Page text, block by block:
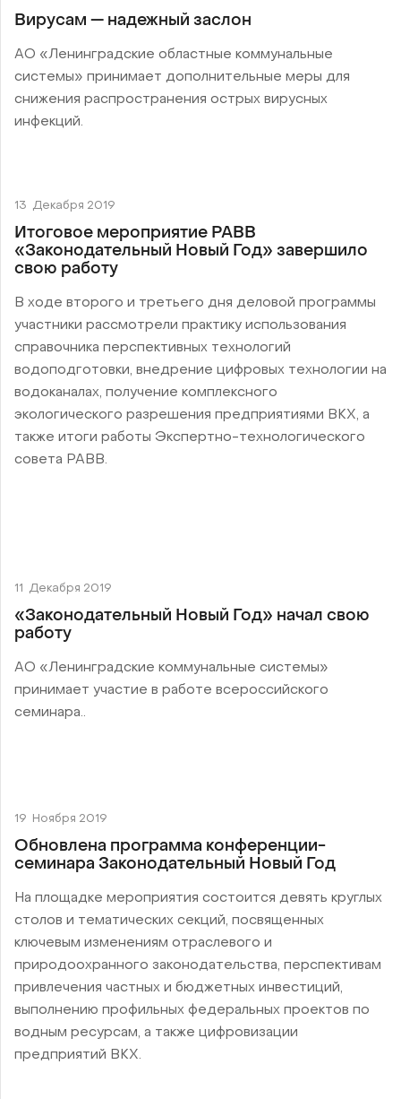
Вирусам — надежный заслон
АО «Ленинградские областные коммунальные
системы» принимает дополнительные меры для
снижения распространения острых вирусных
инфекций.
13 Декабря 2019
Итоговое мероприятие РАВВ
«Законодательный Новый Год» завершило
свою работу
В ходе второго и третьего дня деловой программы
участники рассмотрели практику использования
справочника перспективных технологий
водоподготовки, внедрение цифровых технологии на
водоканалах, получение комплексного
экологического разрешения предприятиями ВКХ, а
также итоги работы Экспертно-технологического
совета РАВВ.
11 Декабря 2019
«Законодательный Новый Год» начал свою
работу
АО «Ленинградские коммунальные системы»
принимает участие в работе всероссийского
семинара..
19 Ноября 2019
Обновлена программа конференции-
семинара Законодательный Новый Год
На площадке мероприятия состоится девять круглых
столов и тематических секций, посвященных
ключевым изменениям отраслевого и
природоохранного законодательства, перспективам
привлечения частных и бюджетных инвестиций,
выполнению профильных федеральных проектов по
водным ресурсам, а также цифровизации
предприятий ВКХ.